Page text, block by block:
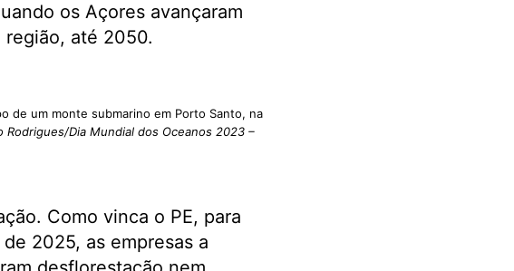
os Açores avançaram
até 2050.
de um monte submarino em Porto Santo, na
Dia Mundial dos Oceanos 2023 –
Como vinca o PE, para
2025, as empresas a